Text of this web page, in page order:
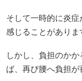
そして一時的に炎
感じることがありま
しかし、負担のか
ば、再び腰へ負担が